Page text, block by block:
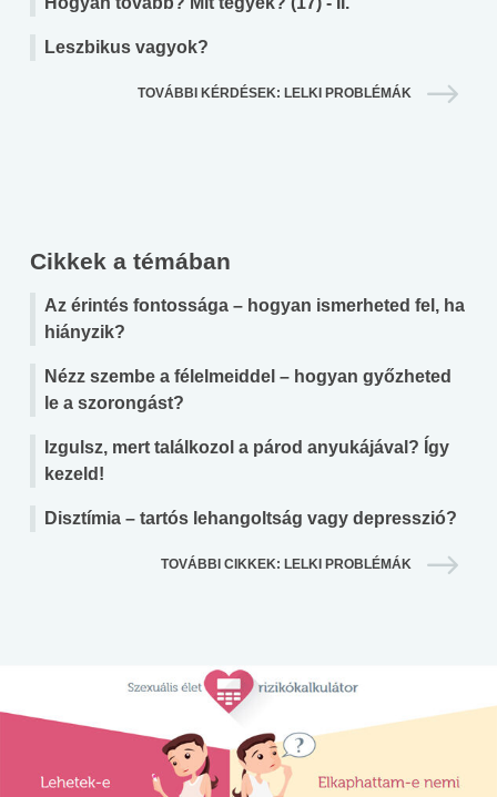
Leszbikus vagyok?
TOVÁBBI KÉRDÉSEK: LELKI PROBLÉMÁK
Cikkek a témában
Az érintés fontossága – hogyan ismerheted fel, ha
hiányzik?
Nézz szembe a félelmeiddel – hogyan győzheted
le a szorongást?
Izgulsz, mert találkozol a párod anyukájával? Így
kezeld!
Disztímia – tartós lehangoltság vagy depresszió?
TOVÁBBI CIKKEK: LELKI PROBLÉMÁK